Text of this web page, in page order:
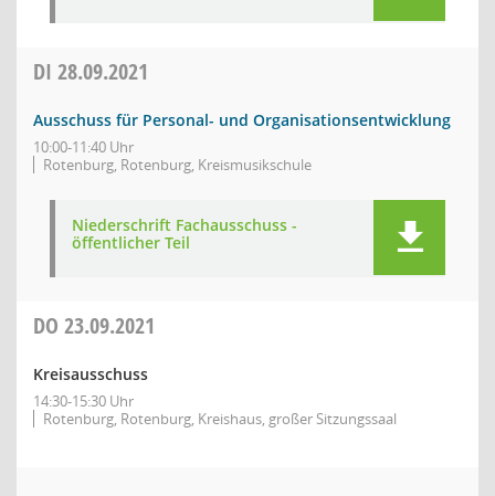
DI 28.09.2021
Ausschuss für Personal- und Organisationsentwicklung
10:00-11:40 Uhr
Rotenburg, Rotenburg, Kreismusikschule
Niederschrift Fachausschuss -
öffentlicher Teil
DO 23.09.2021
Kreisausschuss
14:30-15:30 Uhr
Rotenburg, Rotenburg, Kreishaus, großer Sitzungssaal